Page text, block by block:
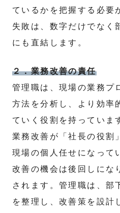
ているかを把握する必要
失敗は、数字だけでなく
にも直結します。
２．業務改善の責任
管理職は、現場の業務プ
方法を分析し、より効率
ていく役割を持っていま
業務改善が「社長の役割
現場の個人任せになって
改善の機会は後回しにな
されます。管理職は、部
を整理し、改善策を設計